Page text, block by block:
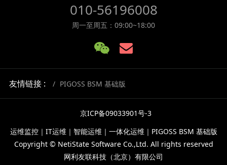
010-56196008
周一至周五：09:00~18:00
友情链接 : PIGOSS BSM 基础版
京ICP备09033901号-3
运维监控｜IT运维｜智能运维｜一体化运维｜PIGOSS BSM 基础版
Copyright © NetiState Software Co.,Ltd. All rights reserved
网利友联科技（北京）有限公司